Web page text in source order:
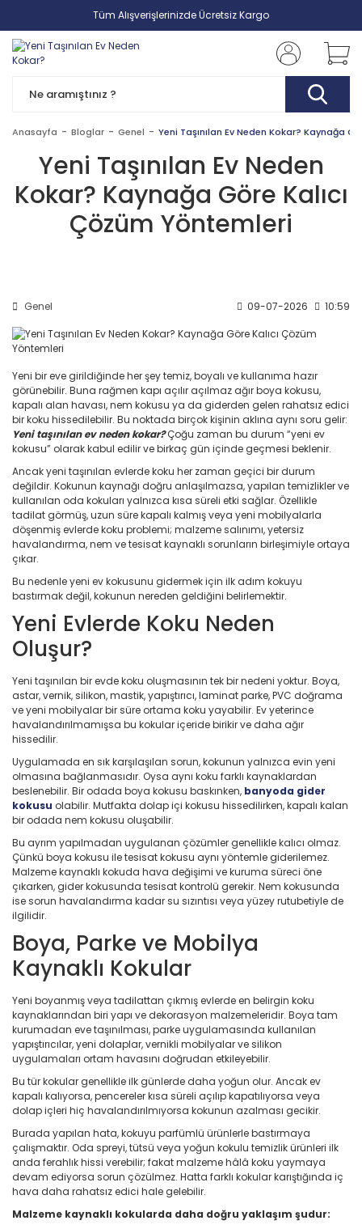
Tüm Alışverişlerinizde Ücretsiz Kargo
Anasayfa Bloglar Genel Yeni Taşınılan Ev Neden Kokar? Kaynağa
Yeni Taşınılan Ev Neden
Kokar? Kaynağa Göre Kalıcı
Çözüm Yöntemleri
Genel 09-07-2026 10:59
Yeni bir eve girildiğinde her şey temiz, boyalı ve kullanıma hazır
görünebilir. Buna rağmen kapı açılır açılmaz ağır boya kokusu,
kapalı alan havası, nem kokusu ya da giderden gelen rahatsız edici
bir koku hissedilebilir. Bu noktada birçok kişinin aklına aynı soru gelir:
Yeni taşınılan ev neden kokar?Çoğu zaman bu durum “yeni ev
kokusu” olarak kabul edilir ve birkaç gün içinde geçmesi beklenir.
Ancak yeni taşınılan evlerde koku her zaman geçici bir durum
değildir. Kokunun kaynağı doğru anlaşılmazsa, yapılan temizlikler ve
kullanılan oda kokuları yalnızca kısa süreli etki sağlar. Özellikle
tadilat görmüş, uzun süre kapalı kalmış veya yeni mobilyalarla
döşenmiş evlerde koku problemi; malzeme salınımı, yetersiz
havalandırma, nem ve tesisat kaynaklı sorunların birleşimiyle ortaya
çıkar.
Bu nedenle yeni ev kokusunu gidermek için ilk adım kokuyu
bastırmak değil, kokunun nereden geldiğini belirlemektir.
Yeni Evlerde Koku Neden
Oluşur?
Yeni taşınılan bir evde koku oluşmasının tek bir nedeni yoktur. Boya,
astar, vernik, silikon, mastik, yapıştırıcı, laminat parke, PVC doğrama
ve yeni mobilyalar bir süre ortama koku yayabilir. Ev yeterince
havalandırılmamışsa bu kokular içeride birikir ve daha ağır
hissedilir.
Uygulamada en sık karşılaşılan sorun, kokunun yalnızca evin yeni
olmasına bağlanmasıdır. Oysa aynı koku farklı kaynaklardan
beslenebilir. Bir odada boya kokusu baskınken, banyoda gider
kokusu olabilir. Mutfakta dolap içi kokusu hissedilirken, kapalı kalan
bir odada nem kokusu oluşabilir.
Bu ayrım yapılmadan uygulanan çözümler genellikle kalıcı olmaz.
Çünkü boya kokusu ile tesisat kokusu aynı yöntemle giderilemez.
Malzeme kaynaklı kokuda hava değişimi ve kuruma süreci öne
çıkarken, gider kokusunda tesisat kontrolü gerekir. Nem kokusunda
ise sorun havalandırma kadar su sızıntısı veya yüzey rutubetiyle de
ilgilidir.
Boya, Parke ve Mobilya
Kaynaklı Kokular
Yeni boyanmış veya tadilattan çıkmış evlerde en belirgin koku
kaynaklarından biri yapı ve dekorasyon malzemeleridir. Boya tam
kurumadan eve taşınılması, parke uygulamasında kullanılan
yapıştırıcılar, yeni dolaplar, vernikli mobilyalar ve silikon
uygulamaları ortam havasını doğrudan etkileyebilir.
Bu tür kokular genellikle ilk günlerde daha yoğun olur. Ancak ev
kapalı kalıyorsa, pencereler kısa süreli açılıp kapatılıyorsa veya
dolap içleri hiç havalandırılmıyorsa kokunun azalması gecikir.
Burada yapılan hata, kokuyu parfümlü ürünlerle bastırmaya
çalışmaktır. Oda spreyi, tütsü veya yoğun kokulu temizlik ürünleri ilk
anda ferahlık hissi verebilir; fakat malzeme hâlâ koku yaymaya
devam ediyorsa sorun çözülmez. Hatta farklı kokular karıştığında iç
hava daha rahatsız edici hale gelebilir.
Malzeme kaynaklı kokularda daha doğru yaklaşım şudur: